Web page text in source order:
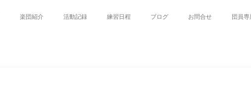
楽団紹介 活動記録 練習日程 ブログ お問合せ 団員専